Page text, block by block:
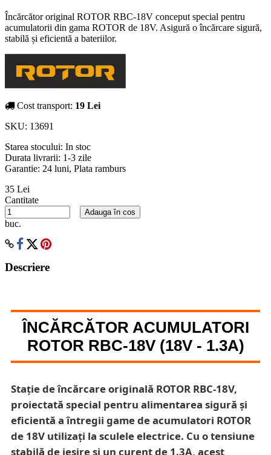
Încărcător original ROTOR RBC-18V conceput special pentru
acumulatorii din gama ROTOR de 18V. Asigură o încărcare sigură,
stabilă și eficientă a bateriilor.
Cost transport: 19 Lei
SKU: 13691
Starea stocului: In stoc
Durata livrarii: 1-3 zile
Garantie: 24 luni, Plata ramburs
35 Lei
Cantitate
buc.
Adauga în cos
Descriere
ÎNCĂRCĂTOR ACUMULATORI
ROTOR RBC-18V (18V - 1.3A)
Stație de încărcare originală ROTOR RBC-18V,
proiectată special pentru alimentarea sigură și
eficientă a întregii game de acumulatori ROTOR
de 18V utilizați la sculele electrice. Cu o tensiune
stabilă de ieșire și un curent de 1.3A, acest